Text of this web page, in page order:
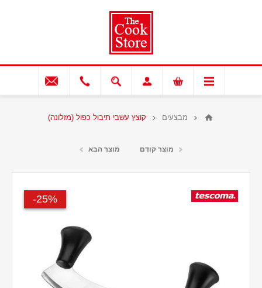
מבצעים קוצץ עשבי תיבול כפול (מזלונה)
מוצר קודם מוצר הבא
25%-